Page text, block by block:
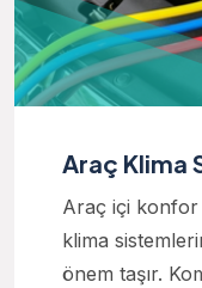
Araç Klima
Araç içi konfor
klima
önem taşır.